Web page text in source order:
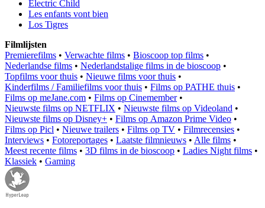
Electric Child
Les enfants vont bien
Los Tigres
Filmlijsten
Premierefilms • Verwachte films • Bioscoop top films •
Nederlandse films • Nederlandstalige films in de bioscoop •
Topfilms voor thuis • Nieuwe films voor thuis •
Kinderfilms / Familiefilms voor thuis • Films op PATHE thuis •
Films op meJane.com • Films op Cinemember•
Nieuwste films op NETFLIX • Nieuwste films op Videoland •
Nieuwste films op Disney+ • Films op Amazon Prime Video •
Films op Picl • Nieuwe trailers • Films op TV • Filmrecensies •
Interviews • Fotoreportages • Laatste filmnieuws • Alle films •
Meest recente films • 3D films in de bioscoop • Ladies Night films •
Klassiek • Gaming